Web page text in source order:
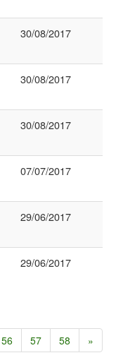
30/08/2017
30/08/2017
30/08/2017
07/07/2017
29/06/2017
29/06/2017
56 57 58 »